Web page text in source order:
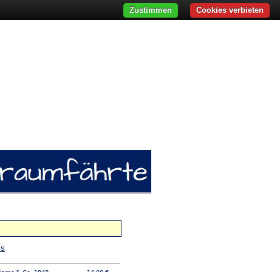
Cookies verbieten
Zustimmen